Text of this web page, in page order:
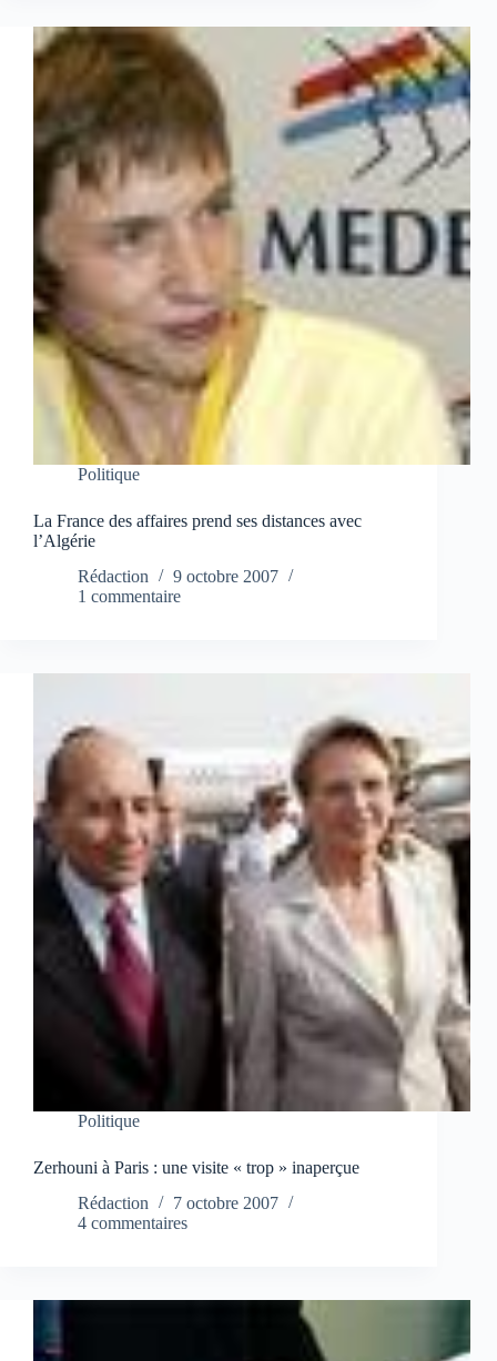
Politique
La France des affaires prend ses distances avec
l’Algérie
Rédaction
9 octobre 2007
1 commentaire
Politique
Zerhouni à Paris : une visite « trop » inaperçue
Rédaction
7 octobre 2007
4 commentaires